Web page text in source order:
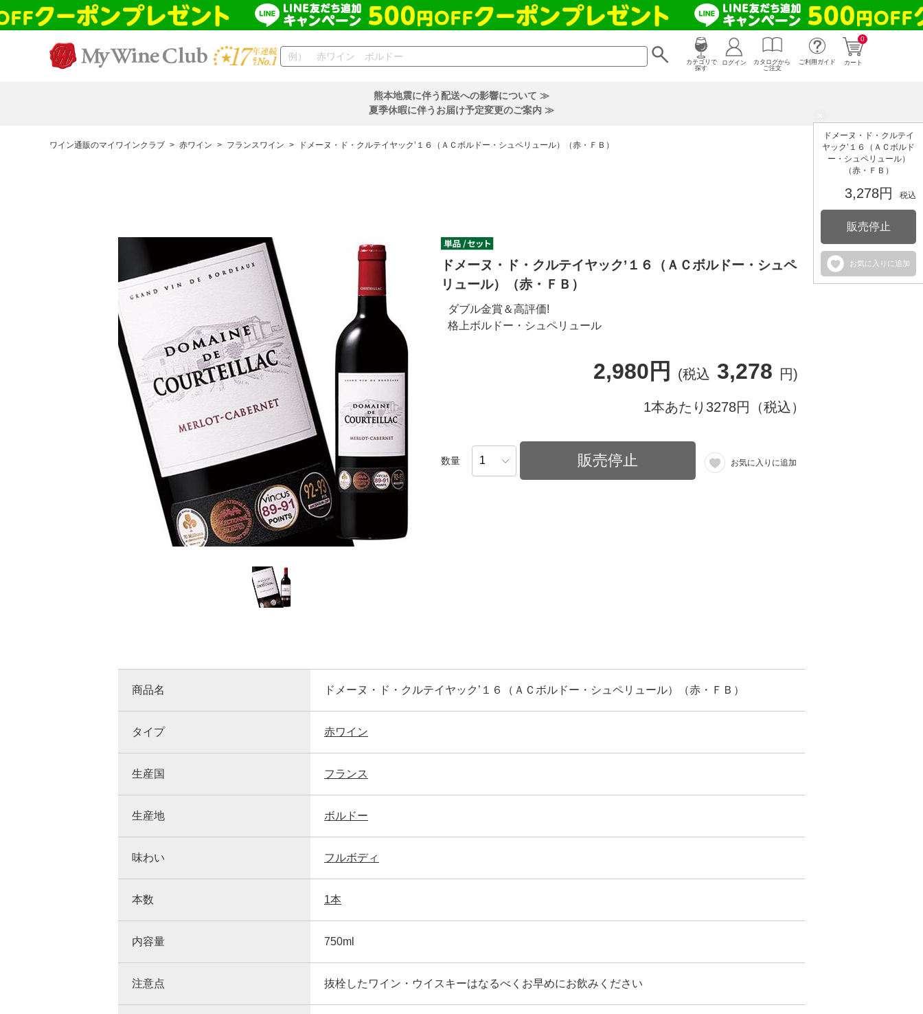
カテゴリで
探す
0
カート
ログイン
カタログから
ご注文
ご利用ガイド
熊本地震に伴う配送への影響について ≫
夏季休暇に伴うお届け予定変更のご案内 ≫
ワイン通販のマイワインクラブ > 赤ワイン > フランスワイン > ドメーヌ・ド・クルテイヤック’１６（ＡＣボルドー・シュペリュール）（赤・ＦＢ）
ドメーヌ・ド・クルテイ
ヤック’１６（ＡＣボルド
ー・シュペリュール）
（赤・ＦＢ）
3,278円 税込
販売停止
お気に入りに追加
ドメーヌ・ド・クルテイヤック’１６（ＡＣボルドー・シュペ
リュール）（赤・ＦＢ）
ダブル金賞＆高評価!
格上ボルドー・シュペリュール
2,980円 (税込 3,278 円)
1本あたり3278円（税込）
数量 販売停止 お気に入りに追加
商品名 ドメーヌ・ド・クルテイヤック’１６（ＡＣボルドー・シュペリュール）（赤・ＦＢ）
タイプ 赤ワイン
生産国 フランス
生産地 ボルドー
味わい フルボディ
本数 1本
内容量 750ml
注意点 抜栓したワイン・ウイスキーはなるべくお早めにお飲みください